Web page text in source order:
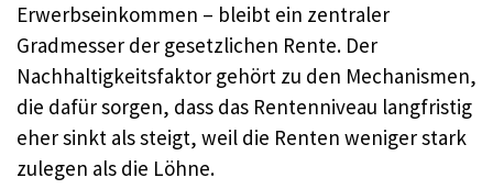
Erwerbseinkommen – bleibt ein zentraler
Gradmesser der gesetzlichen Rente. Der
Nachhaltigkeitsfaktor gehört zu den Mechanismen,
die dafür sorgen, dass das Rentenniveau langfristig
eher sinkt als steigt, weil die Renten weniger stark
zulegen als die Löhne.